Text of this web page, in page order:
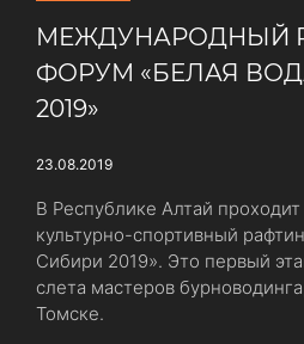
МЕЖДУНАРОДНЫЙ
ФОРУМ «БЕЛАЯ
2019»
23.08.2019
В Республике Алтай
культурно-спортивный
Сибири 2019». Это первый
слета мастеров
Томске.